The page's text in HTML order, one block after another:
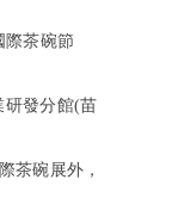
際茶碗節
研發分館(苗
茶碗展外 ，